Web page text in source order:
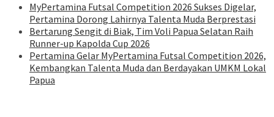
MyPertamina Futsal Competition 2026 Sukses Digelar,
Pertamina Dorong Lahirnya Talenta Muda Berprestasi
​Bertarung Sengit di Biak, Tim Voli Papua Selatan Raih
Runner-up Kapolda Cup 2026
Pertamina Gelar MyPertamina Futsal Competition 2026,
Kembangkan Talenta Muda dan Berdayakan UMKM Lokal
Papua